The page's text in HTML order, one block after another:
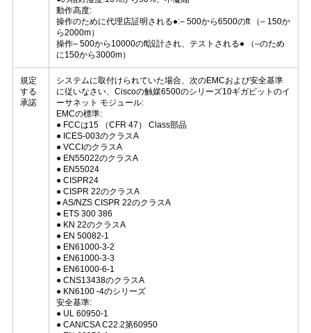
動作高度:
操作のために代理店証明される●:– 500から6500のft （– 150か
ら2000m）
操作– 500から10000のft設計され、テストされる● （–のため
に150から3000m）
規定
する
承諾
システムに取付けられていた場合、次のEMCおよび安全基準
に従いなさい、Ciscoの触媒6500のシリーズ10ギガビットのイ
ーサネット モジュール:
EMCの標準:
● FCCは15 （CFR 47） Class部品
● ICES-003のクラスA
● VCCIのクラスA
● EN55022のクラスA
● EN55024
● CISPR24
● CISPR 22のクラスA
● AS/NZS CISPR 22のクラスA
● ETS 300 386
● KN 22のクラスA
● EN 50082-1
● EN61000-3-2
● EN61000-3-3
● EN61000-6-1
● CNS13438のクラスA
● KN6100 -4のシリーズ
安全基準:
● UL 60950-1
● CAN/CSA C22.2第60950